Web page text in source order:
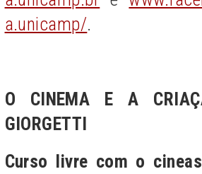
a.unicamp/.
O CINEMA E A
GIORGETTI
Curso livre com o